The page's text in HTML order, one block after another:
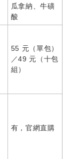
瓜拿納、牛磺
酸
55 元（單包）
／49 元（十包
組）
有，官網直購